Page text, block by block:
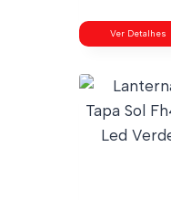
Ver Detalhes